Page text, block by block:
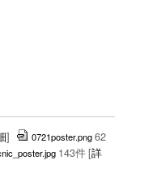
] 0721poster.png62
143件[詳